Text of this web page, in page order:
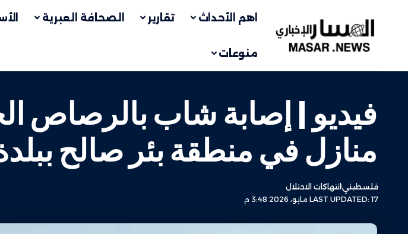
اهم الأحداث تقارير الصحافة العبرية
منوعات
فيديو | إصابة شاب بالرصاص
منازل في منطقة بئر صالح ببلدة
LAST UPDATED: 17 مايو، 2026 3:48 م
فلسطينيانتهاكات الاحتلال